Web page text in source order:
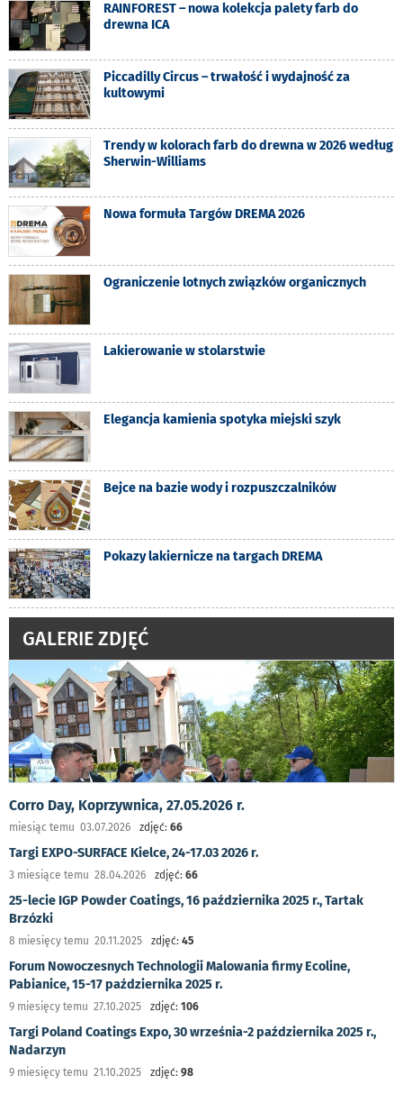
RAINFOREST – nowa kolekcja palety farb do
drewna ICA
Piccadilly Circus – trwałość i wydajność za
kultowymi
Trendy w kolorach farb do drewna w 2026 według
Sherwin-Williams
Nowa formuła Targów DREMA 2026
Ograniczenie lotnych związków organicznych
Lakierowanie w stolarstwie
Elegancja kamienia spotyka miejski szyk
Bejce na bazie wody i rozpuszczalników
Pokazy lakiernicze na targach DREMA
GALERIE ZDJĘĆ
Corro Day, Koprzywnica, 27.05.2026 r.
miesiąc temu 03.07.2026 zdjęć: 66
Targi EXPO-SURFACE Kielce, 24-17.03 2026 r.
3 miesiące temu 28.04.2026 zdjęć: 66
25-lecie IGP Powder Coatings, 16 października 2025 r., Tartak
Brzózki
8 miesięcy temu 20.11.2025 zdjęć: 45
Forum Nowoczesnych Technologii Malowania firmy Ecoline,
Pabianice, 15-17 października 2025 r.
9 miesięcy temu 27.10.2025 zdjęć: 106
Targi Poland Coatings Expo, 30 września-2 października 2025 r.,
Nadarzyn
9 miesięcy temu 21.10.2025 zdjęć: 98